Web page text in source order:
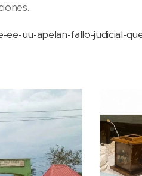
uu-apelan-fallo-judicial-